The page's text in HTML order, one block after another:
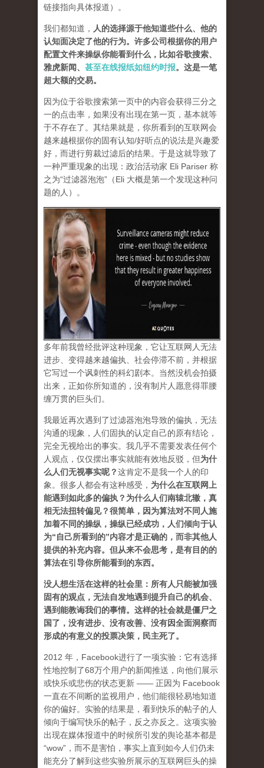
链接指向具体报道）。
我们都知道， 人的选择源于他知道些什么、他的
认知面决定了他的行为。许多公司根据你的用户
配置文件来操纵你能看到什么，比如谷歌搜索、
雅虎新闻、 甚至在线报纸如纽约时报。这是一笔
超大额的交易。
因为位于谷歌搜索第一页中的内容会获得三分之
一的点击率，如果没有出现在第一页，基本就等
于不存在了。其结果就是，你所看到的互联网会
越来越根据你的固有认知/好听点的说法是兴趣爱
好，而进行剪裁过滤后的结果。于是这就导致了
一种严重现象的出现：政治活动家 Eli Pariser 称
之为“过滤器泡泡” （Eli 大概是第一个发现这种问
题的人）。
多年前我曾经批评这种现象，它让互联网人无法
进步、变得越来越偏执、社会停滞不前，并根据
它写过一个讽刺性的科幻剧本。当然没机会拍摄
出来，正如你所知道的，没有制片人愿意得罪腰
缠万贯的巨头们。
我最近再次遇到了过滤器泡泡导致的偏执，无法
沟通的现象，人们固执的认定自己的原有结论，
完全无视给出的事实。我几乎不需要发表任何个
人观点，仅仅摆出事实就能有效地反驳，但为什
么人们无视事实呢？这肯定不是我一个人的印
象。很多人都会有这种感受， 为什么在互联网上
能遇到如此多的偏执？为什么人们南辕北辙，真
相无法扭转偏见？很简单，因为算法对不同人施
加着不同的操纵，操纵已经成功，人们倾向于认
为“自己所看到的”内容才是正确的，而非其他人
提供的补充内容。但从来不会思考，是有目的的
算法在引导你所能看到的东西。
没人想生活在这样的社会里：所有人只能被加强
固有的观点，无法自发地遇到提升自己的机会、
遇到能教诲我们的事情。这样的社会就是僵尸之
国了，没有进步、没有改善、没有因全面洞察而
形成的有意义的投票决策，民主死了。
2012 年，Facebook进行了一项实验：它有选择
性地控制了68万个用户的新闻推送，向他们展示
或快乐或悲伤的状态更新 —— 正因为 Facebook
一直在不间断的监视用户，他们能很轻易地知道
你的偏好。实验的结果是，看到快乐的帖子的人
倾向于编写快乐的帖子，反之亦反之。这项实验
出现在媒体报道中的时候所引发的舆论基本都是
“wow”，而不是害怕，事实上直到如今人们仍未
能充分了解到这些实验所展示的互联网巨头的操